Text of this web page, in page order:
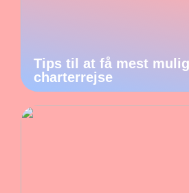
Tips til at få mest
charterrejse